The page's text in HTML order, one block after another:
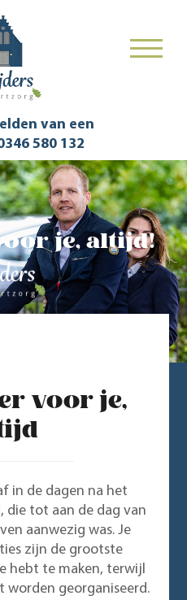
van een
580 132
je, altijd!
voor je,
in de dagen na het
die tot aan de dag van
aanwezig was. Je
zijn de grootste
hebt te maken, terwijl
worden georganiseerd.